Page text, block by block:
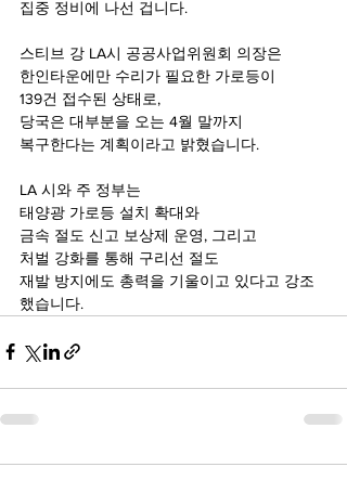
집중 정비에 나선 겁니다.
스티브 강 LA시 공공사업위원회 의장은
한인타운에만 수리가 필요한 가로등이
139건 접수된 상태로,
당국은 대부분을 오는 4월 말까지
복구한다는 계획이라고 밝혔습니다.
LA 시와 주 정부는
태양광 가로등 설치 확대와
금속 절도 신고 보상제 운영, 그리고
처벌 강화를 통해 구리선 절도
재발 방지에도 총력을 기울이고 있다고 강조
했습니다.